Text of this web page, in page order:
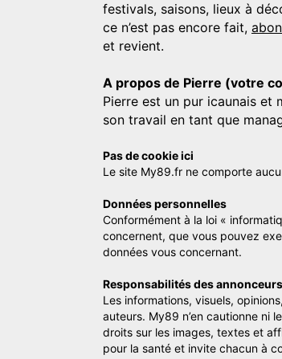
festivals, saisons, lieux à
ce n’est pas encore fait,
et revient.
A propos de Pierre (votre
Pierre est un pur icaunais et
son travail en tant que
Pas de cookie ici
Le site My89.fr ne comporte
Données personnelles
Conformément à la loi «
concernent, que vous pouvez
données vous concernant.
Responsabilités des annonceurs
Les informations, visuels,
auteurs. My89 n’en cautionne ni
droits sur les images, textes et
pour la santé et invite chacun à